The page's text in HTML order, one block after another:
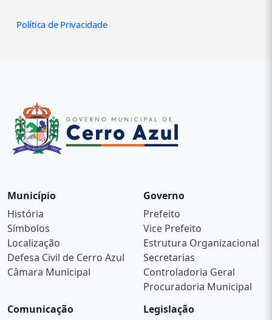
Política de Privacidade
Município
História
Símbolos
Localização
Defesa Civil de Cerro Azul
Câmara Municipal
Governo
Prefeito
Vice Prefeito
Estrutura Organizacional
Secretarias
Controladoria Geral
Procuradoria Municipal
Comunicação
Legislação